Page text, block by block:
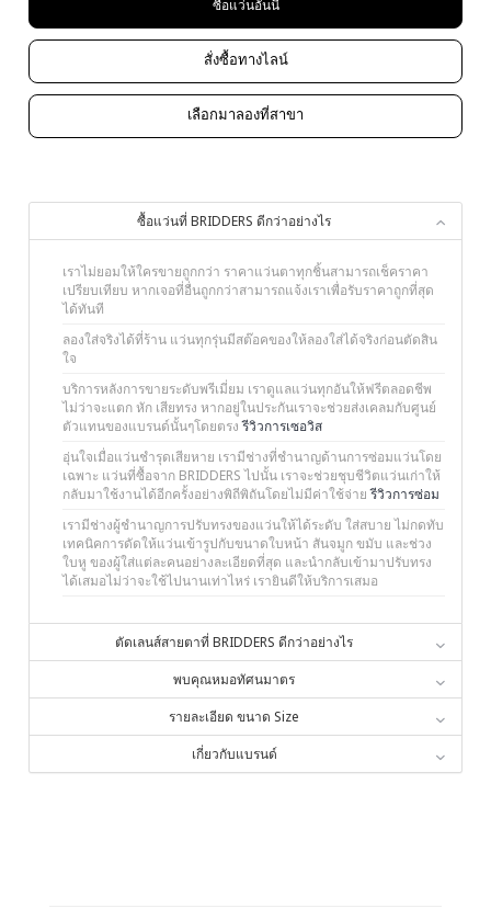
ซื้อแว่นอันนี้
สั่งซื้อทางไลน์
เลือกมาลองที่สาขา
ซื้อแว่นที่ BRIDDERS ดีกว่าอย่างไร
เราไม่ยอมให้ใครขายถูกกว่า ราคาแว่นตาทุกชิ้นสามารถเช็คราคา
เปรียบเทียบ หากเจอที่อื่นถูกกว่าสามารถแจ้งเราเพื่อรับราคาถูกที่สุด
ได้ทันที
ลองใส่จริงได้ที่ร้าน แว่นทุกรุ่นมีสต๊อคของให้ลองใส่ได้จริงก่อนตัดสิน
ใจ
บริการหลังการขายระดับพรีเมี่ยม เราดูแลแว่นทุกอันให้ฟรีตลอดชีพ
ไม่ว่าจะแตก หัก เสียทรง หากอยู่ในประกันเราจะช่วยส่งเคลมกับศูนย์
ตัวแทนของแบรนด์นั้นๆโดยตรงรีวิวการเซอวิส
อุ่นใจเมื่อแว่นชำรุดเสียหาย เรามีช่างที่ชำนาญด้านการซ่อมแว่นโดย
เฉพาะ แว่นที่ซื้อจาก BRIDDERS ไปนั้น เราจะช่วยชุบชีวิตแว่นเก่าให้
กลับมาใช้งานได้อีกครั้งอย่างพิถีพิถันโดยไม่มีค่าใช้จ่ายรีวิวการซ่อม
เรามีช่างผู้ชำนาญการปรับทรงของแว่นให้ได้ระดับ ใส่สบาย ไม่กดทับ
เทคนิคการดัดให้แว่นเข้ารูปกับขนาดใบหน้า สันจมูก ขมับ และช่วง
ใบหู ของผู้ใส่แต่ละคนอย่างละเอียดที่สุด และนำกลับเข้ามาปรับทรง
ได้เสมอไม่ว่าจะใช้ไปนานเท่าไหร่ เรายินดีให้บริการเสมอ
ตัดเลนส์สายตาที่ BRIDDERS ดีกว่าอย่างไร
พบคุณหมอทัศนมาตร
รายละเอียด ขนาด Size
เกี่ยวกับแบรนด์